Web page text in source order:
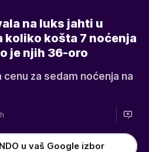
na luks jahti u
košta 7 noćenja
je njih 36-oro
za sedam noćenja na
u vaš Google izbor